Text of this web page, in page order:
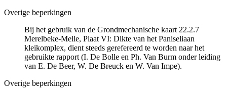
Overige beperkingen
Bij het gebruik van de Grondmechanische kaart 22.2.7
Merelbeke-Melle, Plaat VI: Dikte van het Paniseliaan
kleikomplex, dient steeds gerefereerd te worden naar het
gebruikte rapport (I. De Bolle en Ph. Van Burm onder leiding
van E. De Beer, W. De Breuck en W. Van Impe).
Overige beperkingen